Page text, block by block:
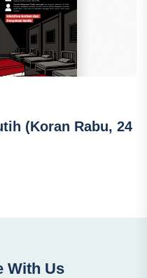
(Koran Rabu, 24
With Us